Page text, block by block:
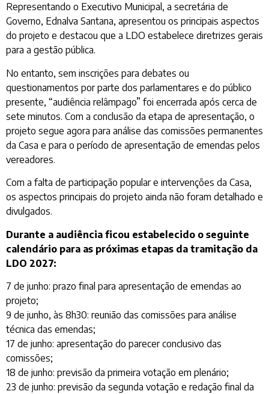
Representando o Executivo Municipal, a secretária de
Governo, Ednalva Santana, apresentou os principais aspectos
do projeto e destacou que a LDO estabelece diretrizes gerais
para a gestão pública.
No entanto, sem inscrições para debates ou
questionamentos por parte dos parlamentares e do público
presente, “audiência relâmpago” foi encerrada após cerca de
sete minutos. Com a conclusão da etapa de apresentação, o
projeto segue agora para análise das comissões permanentes
da Casa e para o período de apresentação de emendas pelos
vereadores.
Com a falta de participação popular e intervenções da Casa,
os aspectos principais do projeto ainda não foram detalhado e
divulgados.
Durante a audiência ficou estabelecido o seguinte
calendário para as próximas etapas da tramitação da
LDO 2027:
7 de junho: prazo final para apresentação de emendas ao
projeto;
9 de junho, às 8h30: reunião das comissões para análise
técnica das emendas;
17 de junho: apresentação do parecer conclusivo das
comissões;
18 de junho: previsão da primeira votação em plenário;
23 de junho: previsão da segunda votação e redação final da